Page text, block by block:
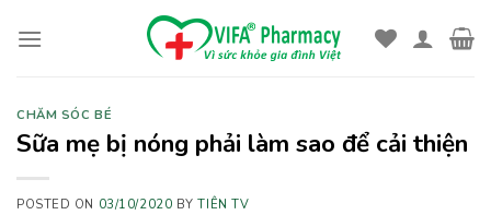
CHĂM SÓC BÉ
Sữa mẹ bị nóng phải làm sao để cải thiện
POSTED ON 03/10/2020 BYTIÊN TV